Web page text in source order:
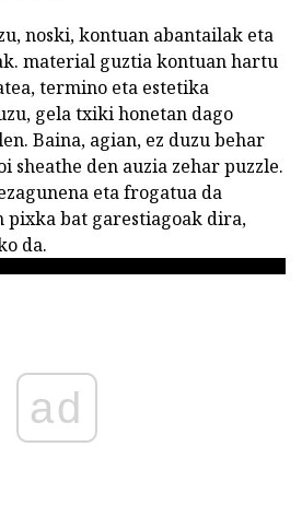
noski, kontuan abantailak eta
material guztia kontuan hartu
termino eta estetika
gela txiki honetan dago
Baina, agian, ez duzu behar
sheathe den auzia zehar puzzle.
eta frogatua da
pixka bat garestiagoak dira,
da.
ad